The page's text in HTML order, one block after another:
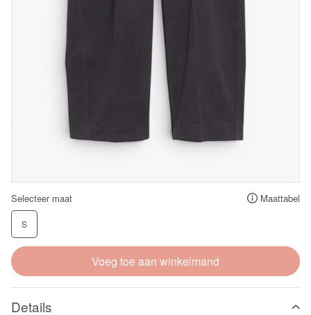
Selecteer maat Maattabel
S
Voeg toe aan winkelmand
Details